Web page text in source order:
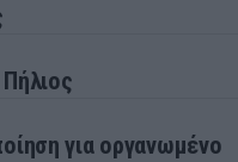
για οργανωμένο